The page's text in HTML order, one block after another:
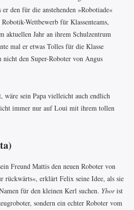
den für die anstehenden »Robotiade«
Wettbewerb für Klassenteams,
aktuellen Jahr an ihrem Schulzentrum
mal er etwas Tolles für die Klasse
den Super-Roboter von Angus
wäre sein Papa vielleicht auch endlich
immer nur auf Loui mit ihrem tollen
Freund Mattis den neuen Roboter von
rückwärts«, erklärt Felix seine Idee, als sie
für den kleinen Kerl suchen. Yborist
sondern ein echter Roboter vom